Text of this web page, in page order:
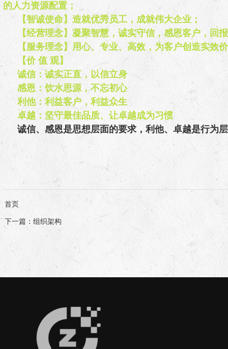
的人力资源配置；
【智诚使命】造就优秀员工，成就伟大企业；
【经营理念】凝聚智慧，诚实守信，感恩客户，回
【服务理念】用心、专业、高效，为客户创造实效
【价 值 观】
诚信：诚实正直，以信立身
感恩：饮水思源，不忘初心
利他：利益客户，利益众生
卓越：坚守最佳品质、让卓越成为习惯
诚信、感恩是思想层面的要求，利他、卓越是行为
首页
下一篇：组织架构